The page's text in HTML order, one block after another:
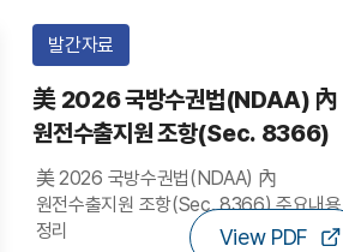
발간자료
美 2026 국방수권법(NDAA) 內
원전수출지원 조항(Sec. 8366)
美 2026 국방수권법(NDAA) 內
원전수출지원 조항(Sec. 8366) 주요내용
정리
View PDF